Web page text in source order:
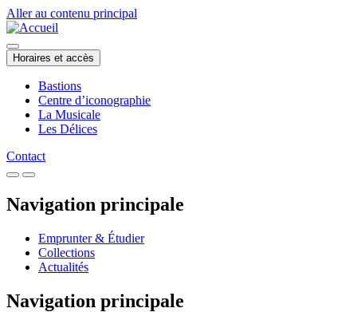
Aller au contenu principal
Horaires et accès
Bastions
Centre d’iconographie
La Musicale
Les Délices
Contact
Navigation principale
Emprunter & Étudier
Collections
Actualités
Navigation principale